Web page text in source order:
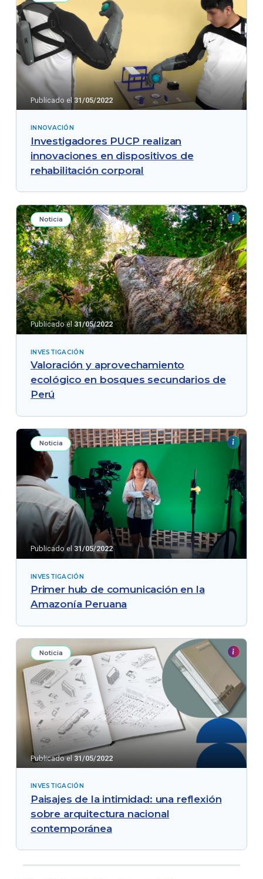
Publicado el31/05/2022
INNOVACIÓN
Investigadores PUCP realizan
innovaciones en dispositivos de
rehabilitación corporal
Noticia
Publicado el31/05/2022
INVESTIGACIÓN
Valoración y aprovechamiento
ecológico en bosques secundarios de
Perú
Noticia
Publicado el 31/05/2022
INVESTIGACIÓN
Primer hub de comunicación en la
Amazonía Peruana
Noticia
Publicado el 31/05/2022
INVESTIGACIÓN
Paisajes de la intimidad: una reflexión
sobre arquitectura nacional
contemporánea